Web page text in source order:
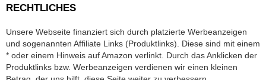
RECHTLICHES
Unsere Webseite finanziert sich durch platzierte Werbeanzeigen
und sogenannten Affiliate Links (Produktlinks). Diese sind mit einem
* oder einem Hinweis auf Amazon verlinkt. Durch das Anklicken der
Produktlinks bzw. Werbeanzeigen verdienen wir einen kleinen